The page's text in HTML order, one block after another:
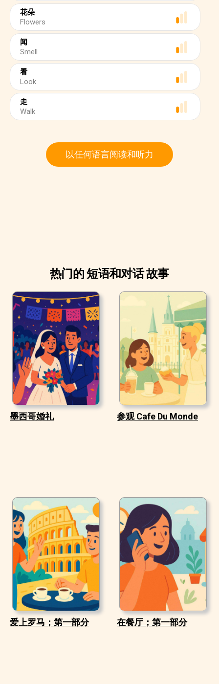
花朵
Flowers
闻
Smell
看
Look
走
Walk
以任何语言阅读和听力
热门的 短语和对话 故事
墨西哥婚礼 参观 Cafe Du Monde
爱上罗马；第一部分 在餐厅；第一部分